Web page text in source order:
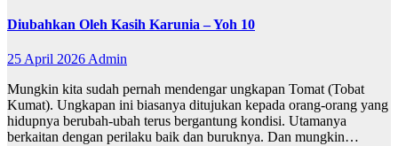
Diubahkan Oleh Kasih Karunia – Yoh 10
25 April 2026Admin
Mungkin kita sudah pernah mendengar ungkapan Tomat (Tobat
Kumat). Ungkapan ini biasanya ditujukan kepada orang-orang yang
hidupnya berubah-ubah terus bergantung kondisi. Utamanya
berkaitan dengan perilaku baik dan buruknya. Dan mungkin…